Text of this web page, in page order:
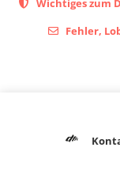
Wichtiges zum
Fehler,